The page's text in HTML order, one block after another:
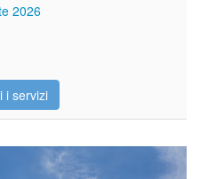
2026
i servizi